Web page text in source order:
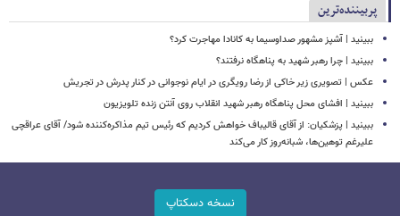
پربیننده‌ترین
ببینید | آشپز مشهور صداوسیما به کانادا مهاجرت کرد؟
ببینید | چرا رهبر شهید به پناهگاه نرفتند؟
عکس | تصویری زیر خاکی از رضا رویگری در ایام نوجوانی در کنار پدرش در تجریش
ببینید | افشای محل پناهگاه‌ رهبر شهید انقلاب روی آنتن زنده تلویزیون
ببینید | پزشکیان: از آقای قالیباف خواهش کردیم که رئیس تیم مذاکره‌کننده شود/ آقای عراقچی
علیرغم توهین‌ها، شبانه‌روز کار می‌کند
نسخه دسکتاپ